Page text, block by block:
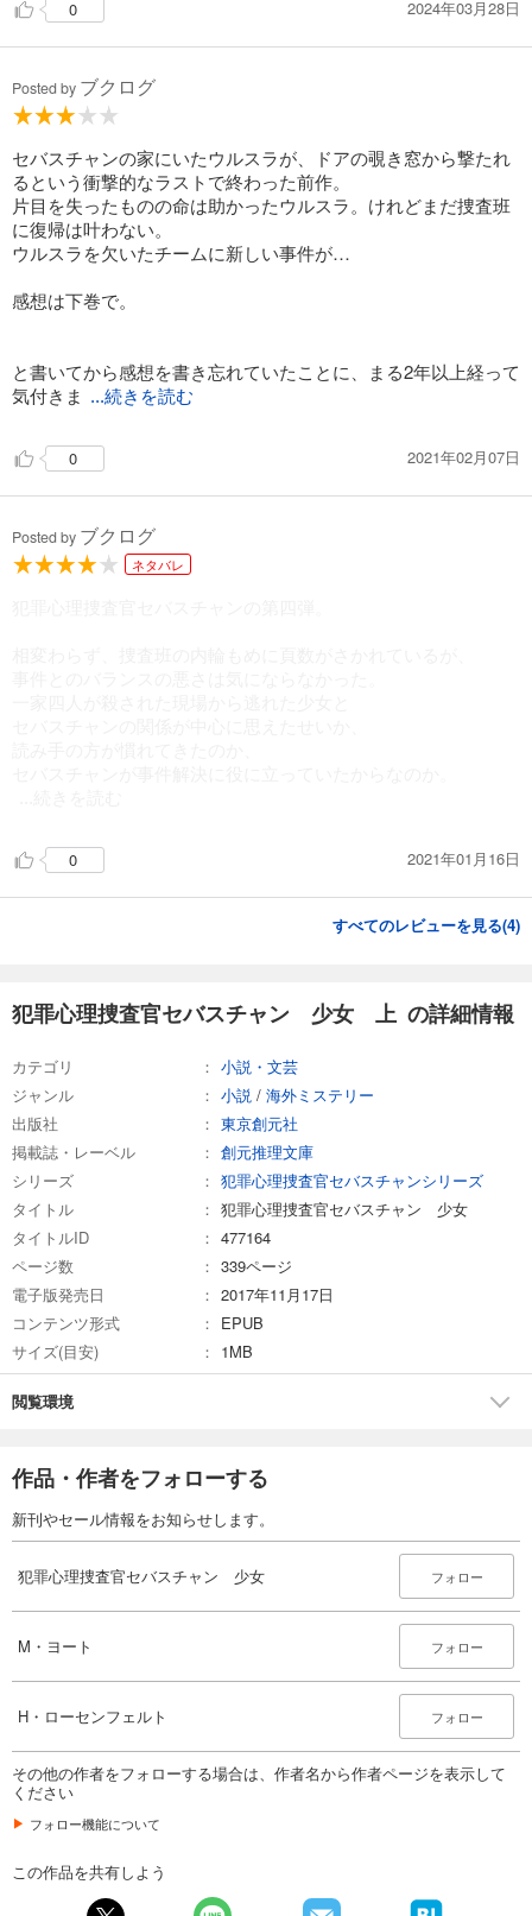
0 2024年03月28日
Posted by ブクログ
セバスチャンの家にいたウルスラが、ドアの覗き窓から撃たれ
るという衝撃的なラストで終わった前作。
片目を失ったものの命は助かったウルスラ。けれどまだ捜査班
に復帰は叶わない。
ウルスラを欠いたチームに新しい事件が…
感想は下巻で。
と書いてから感想を書き忘れていたことに、まる2年以上経って
気付きま
...続きを読む
0 2021年02月07日
Posted by ブクログ
ネタバレ
0 2021年01月16日
すべてのレビューを見る(4)
犯罪心理捜査官セバスチャン 少女 上 の詳細情報
カテゴリ
小説・文芸
ジャンル
小説 / 海外ミステリー
出版社
東京創元社
掲載誌・レーベル
創元推理文庫
シリーズ
犯罪心理捜査官セバスチャンシリーズ
タイトル
犯罪心理捜査官セバスチャン 少女
タイトルID
477164
ページ数
339ページ
電子版発売日
2017年11月17日
コンテンツ形式
EPUB
サイズ(目安)
1MB
閲覧環境
作品・作者をフォローする
新刊やセール情報をお知らせします。
犯罪心理捜査官セバスチャン 少女 フォロー
M・ヨート フォロー
H・ローセンフェルト フォロー
その他の作者をフォローする場合は、作者名から作者ページを表示して
ください
フォロー機能について
この作品を共有しよう